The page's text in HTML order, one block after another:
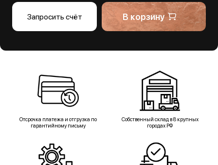
Запросить счёт В корзину
Отсрочка платежа и отгрузка по
гарантийному письму
Собственный склад в 8 крупных
городах РФ